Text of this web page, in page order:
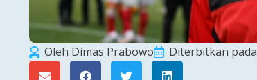
Oleh Dimas Prabowo Diterbitkan pada